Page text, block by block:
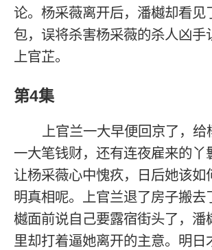
论。杨采薇离开后，潘樾却看见
包，误将杀害杨采薇的杀人凶手
上官芷。
第4集
上官兰一大早便回京了，
一大笔钱财，还有连夜雇来的丫
让杨采薇心中愧疚，日后她该如
明真相呢。上官兰退了房子搬去
樾面前说自己要露宿街头了，潘
里却打着逼她离开的主意。明日